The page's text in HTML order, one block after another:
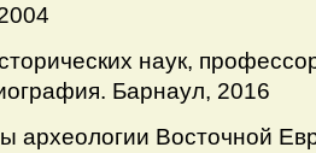
наук,
Барнаул, 2016
археологии Восточной